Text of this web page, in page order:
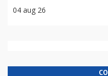
04 aug 26